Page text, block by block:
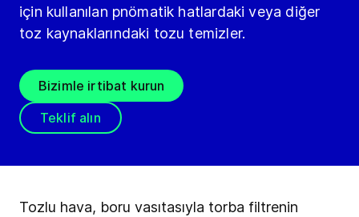
için kullanılan pnömatik hatlardaki veya diğer
toz kaynaklarındaki tozu temizler.
Bizimle irtibat kurun
Teklif alın
Tozlu hava, boru vasıtasıyla torba filtrenin